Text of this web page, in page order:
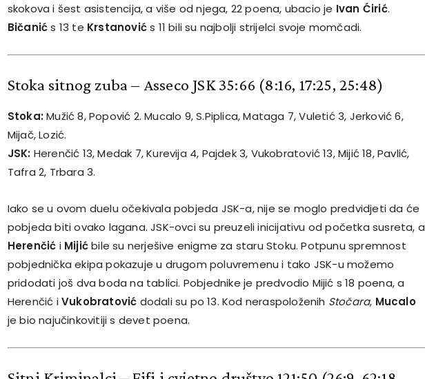
skokova i šest asistencija, a više od njega, 22 poena, ubacio je Ivan Ćirić.
Bičanićs 13 te Krstanovićs 11 bili su najbolji strijelci svoje momčadi.
Stoka sitnog zuba – Asseco JSK 35:66 (8:16, 17:25, 25:48)
Stoka:Mužić 8, Popović 2. Mucalo 9, S.Piplica, Mataga 7, Vuletić 3, Jerković 6,
Mijač, Lozić.
JSK: Herenčić 13, Medak 7, Kurevija 4, Pajdek 3, Vukobratović 13, Mijić 18, Pavlić,
Tafra 2, Trbara 3.
Iako se u ovom duelu očekivala pobjeda JSK-a, nije se moglo predvidjeti da će
pobjeda biti ovako lagana. JSK-ovci su preuzeli inicijativu od početka susreta, a
Herenčić i Mijićbile su nerješive enigme za staru Stoku. Potpunu spremnost
pobjednička ekipa pokazuje u drugom poluvremenu i tako JSK-u možemo
pridodati još dva boda na tablici. Pobjednike je predvodio Mijić s 18 poena, a
Herenčić iVukobratović dodali su po 13. Kod neraspoloženih Stočara, Mucalo
je bio najučinkovitiji s devet poena.